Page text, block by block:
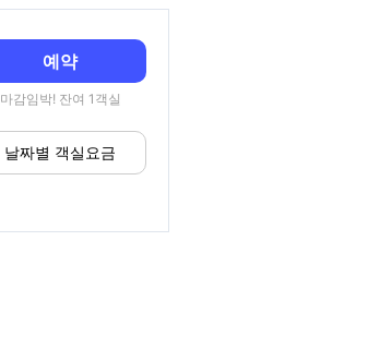
예약
마감임박! 잔여 1객실
날짜별 객실요금